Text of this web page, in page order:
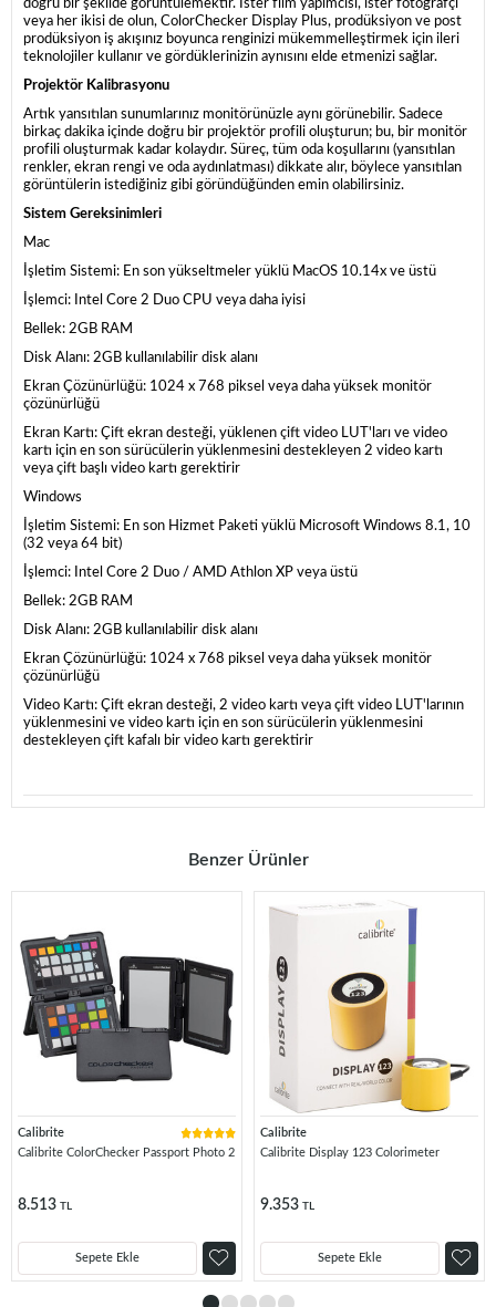
doğru bir şekilde görüntülemektir. İster film yapımcısı, ister fotoğrafçı
veya her ikisi de olun, ColorChecker Display Plus, prodüksiyon ve post
prodüksiyon iş akışınız boyunca renginizi mükemmelleştirmek için ileri
teknolojiler kullanır ve gördüklerinizin aynısını elde etmenizi sağlar.
Projektör Kalibrasyonu
Artık yansıtılan sunumlarınız monitörünüzle aynı görünebilir. Sadece
birkaç dakika içinde doğru bir projektör profili oluşturun; bu, bir monitör
profili oluşturmak kadar kolaydır. Süreç, tüm oda koşullarını (yansıtılan
renkler, ekran rengi ve oda aydınlatması) dikkate alır, böylece yansıtılan
görüntülerin istediğiniz gibi göründüğünden emin olabilirsiniz.
Sistem Gereksinimleri
Mac
İşletim Sistemi: En son yükseltmeler yüklü MacOS 10.14x ve üstü
İşlemci: Intel Core 2 Duo CPU veya daha iyisi
Bellek: 2GB RAM
Disk Alanı: 2GB kullanılabilir disk alanı
Ekran Çözünürlüğü: 1024 x 768 piksel veya daha yüksek monitör
çözünürlüğü
Ekran Kartı: Çift ekran desteği, yüklenen çift video LUT'ları ve video
kartı için en son sürücülerin yüklenmesini destekleyen 2 video kartı
veya çift başlı video kartı gerektirir
Windows
İşletim Sistemi: En son Hizmet Paketi yüklü Microsoft Windows 8.1, 10
(32 veya 64 bit)
İşlemci: Intel Core 2 Duo / AMD Athlon XP veya üstü
Bellek: 2GB RAM
Disk Alanı: 2GB kullanılabilir disk alanı
Ekran Çözünürlüğü: 1024 x 768 piksel veya daha yüksek monitör
çözünürlüğü
Video Kartı: Çift ekran desteği, 2 video kartı veya çift video LUT'larının
yüklenmesini ve video kartı için en son sürücülerin yüklenmesini
destekleyen çift kafalı bir video kartı gerektirir
Benzer Ürünler
Calibrite
Calibrite ColorChecker Passport Photo 2
8.513 TL
Sepete Ekle
Calibrite
Calibrite Display 123 Colorimeter
9.353 TL
Sepete Ekle